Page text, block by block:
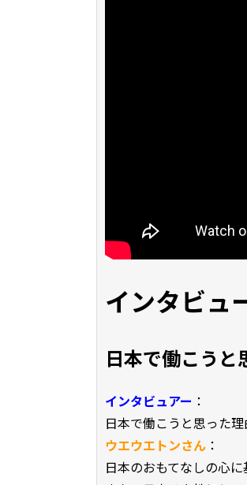
インタビュ
日本で働こうと
インタビュアー ：
日本で働こうと思った
ウエウエトンさん ：
日本のおもてなしの心